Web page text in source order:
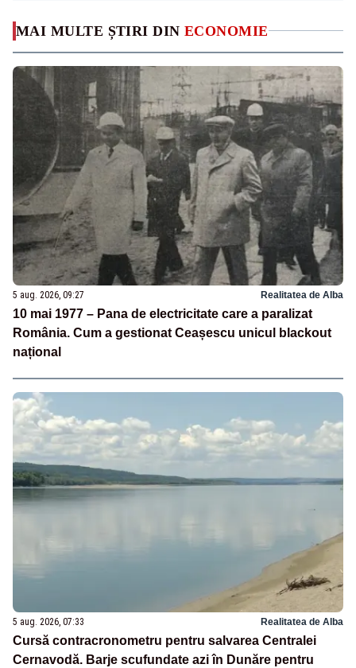
MAI MULTE ȘTIRI DIN ECONOMIE
5 aug. 2026, 09:27 Realitatea de Alba
10 mai 1977 – Pana de electricitate care a paralizat
România. Cum a gestionat Ceașescu unicul blackout
național
5 aug. 2026, 07:33 Realitatea de Alba
Cursă contracronometru pentru salvarea Centralei
Cernavodă. Barje scufundate azi în Dunăre pentru